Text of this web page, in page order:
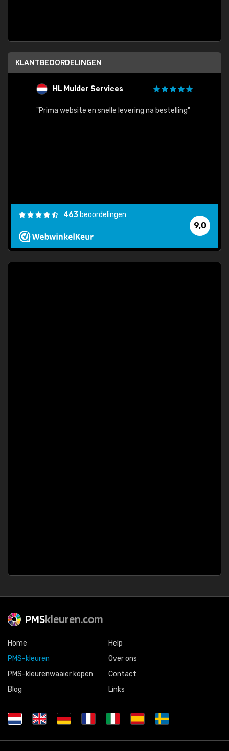
KLANTBEOORDELINGEN
HL Mulder Services
"Prima website en snelle levering na bestelling"
9,0
463 beoordelingen
PMSkleuren.com
Home
PMS-kleuren
PMS-kleurenwaaier kopen
Blog
Help
Over ons
Contact
Links